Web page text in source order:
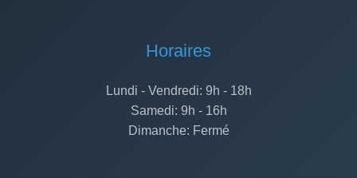
Horaires
Lundi - Vendredi: 9h - 18h
Samedi: 9h - 16h
Dimanche: Fermé